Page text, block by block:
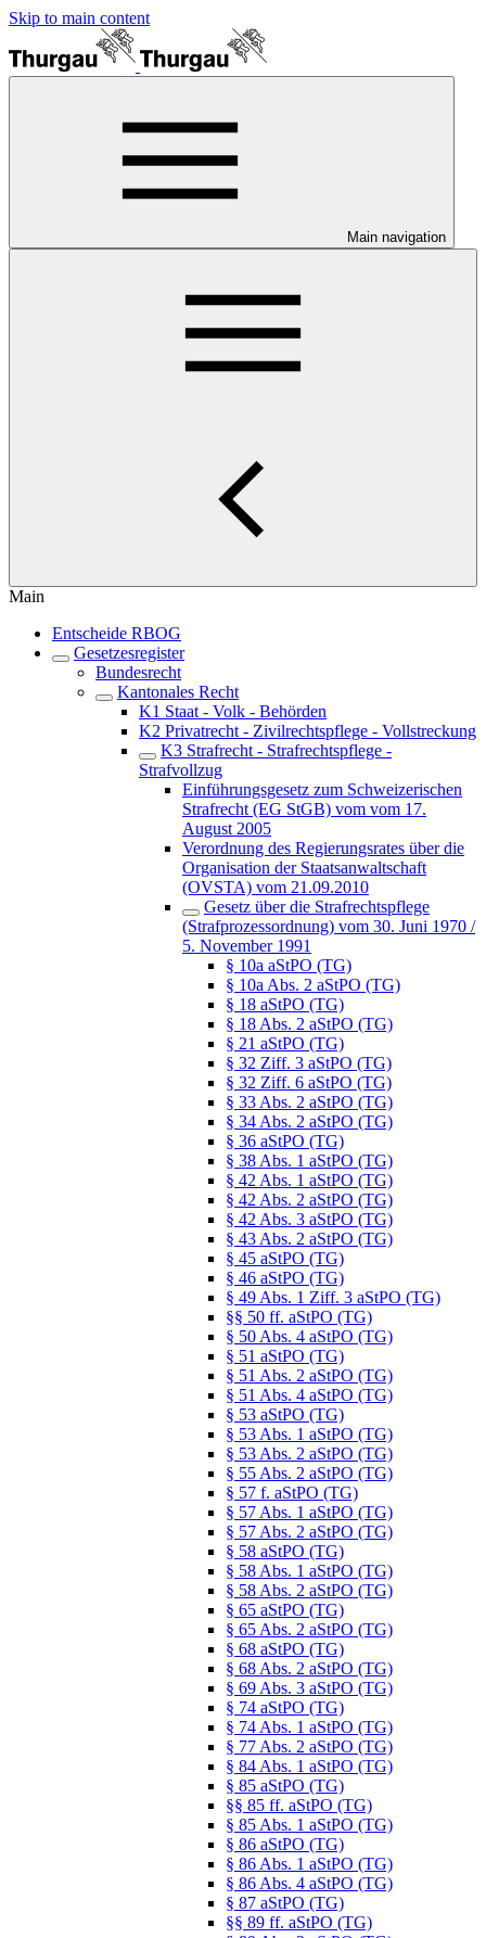
Skip to main content
Main navigation
Main
Entscheide RBOG
Gesetzesregister
Bundesrecht
Kantonales Recht
K1 Staat - Volk - Behörden
K2 Privatrecht - Zivilrechtspflege - Vollstreckung
K3 Strafrecht - Strafrechtspflege -
Strafvollzug
Einführungsgesetz zum Schweizerischen
Strafrecht (EG StGB) vom vom 17.
August 2005
Verordnung des Regierungsrates über die
Organisation der Staatsanwaltschaft
(OVSTA) vom 21.09.2010
Gesetz über die Strafrechtspflege
(Strafprozessordnung) vom 30. Juni 1970 /
5. November 1991
§ 10a aStPO (TG)
§ 10a Abs. 2 aStPO (TG)
§ 18 aStPO (TG)
§ 18 Abs. 2 aStPO (TG)
§ 21 aStPO (TG)
§ 32 Ziff. 3 aStPO (TG)
§ 32 Ziff. 6 aStPO (TG)
§ 33 Abs. 2 aStPO (TG)
§ 34 Abs. 2 aStPO (TG)
§ 36 aStPO (TG)
§ 38 Abs. 1 aStPO (TG)
§ 42 Abs. 1 aStPO (TG)
§ 42 Abs. 2 aStPO (TG)
§ 42 Abs. 3 aStPO (TG)
§ 43 Abs. 2 aStPO (TG)
§ 45 aStPO (TG)
§ 46 aStPO (TG)
§ 49 Abs. 1 Ziff. 3 aStPO (TG)
§§ 50 ff. aStPO (TG)
§ 50 Abs. 4 aStPO (TG)
§ 51 aStPO (TG)
§ 51 Abs. 2 aStPO (TG)
§ 51 Abs. 4 aStPO (TG)
§ 53 aStPO (TG)
§ 53 Abs. 1 aStPO (TG)
§ 53 Abs. 2 aStPO (TG)
§ 55 Abs. 2 aStPO (TG)
§ 57 f. aStPO (TG)
§ 57 Abs. 1 aStPO (TG)
§ 57 Abs. 2 aStPO (TG)
§ 58 aStPO (TG)
§ 58 Abs. 1 aStPO (TG)
§ 58 Abs. 2 aStPO (TG)
§ 65 aStPO (TG)
§ 65 Abs. 2 aStPO (TG)
§ 68 aStPO (TG)
§ 68 Abs. 2 aStPO (TG)
§ 69 Abs. 3 aStPO (TG)
§ 74 aStPO (TG)
§ 74 Abs. 1 aStPO (TG)
§ 77 Abs. 2 aStPO (TG)
§ 84 Abs. 1 aStPO (TG)
§ 85 aStPO (TG)
§§ 85 ff. aStPO (TG)
§ 85 Abs. 1 aStPO (TG)
§ 86 aStPO (TG)
§ 86 Abs. 1 aStPO (TG)
§ 86 Abs. 4 aStPO (TG)
§ 87 aStPO (TG)
§§ 89 ff. aStPO (TG)